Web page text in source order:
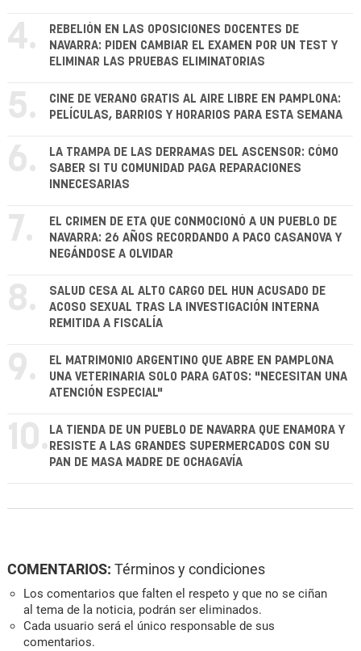
4.
REBELIÓN EN LAS OPOSICIONES DOCENTES DE
NAVARRA: PIDEN CAMBIAR EL EXAMEN POR UN TEST Y
ELIMINAR LAS PRUEBAS ELIMINATORIAS
5.
CINE DE VERANO GRATIS AL AIRE LIBRE EN PAMPLONA:
PELÍCULAS, BARRIOS Y HORARIOS PARA ESTA SEMANA
6.
LA TRAMPA DE LAS DERRAMAS DEL ASCENSOR: CÓMO
SABER SI TU COMUNIDAD PAGA REPARACIONES
INNECESARIAS
7.
EL CRIMEN DE ETA QUE CONMOCIONÓ A UN PUEBLO DE
NAVARRA: 26 AÑOS RECORDANDO A PACO CASANOVA Y
NEGÁNDOSE A OLVIDAR
8.
SALUD CESA AL ALTO CARGO DEL HUN ACUSADO DE
ACOSO SEXUAL TRAS LA INVESTIGACIÓN INTERNA
REMITIDA A FISCALÍA
9.
EL MATRIMONIO ARGENTINO QUE ABRE EN PAMPLONA
UNA VETERINARIA SOLO PARA GATOS: "NECESITAN UNA
ATENCIÓN ESPECIAL"
10. LA TIENDA DE UN PUEBLO DE NAVARRA QUE ENAMORA Y
RESISTE A LAS GRANDES SUPERMERCADOS CON SU
PAN DE MASA MADRE DE OCHAGAVÍA
COMENTARIOS: Términos y condiciones
Los comentarios que falten el respeto y que no se ciñan
al tema de la noticia, podrán ser eliminados.
Cada usuario será el único responsable de sus
comentarios.